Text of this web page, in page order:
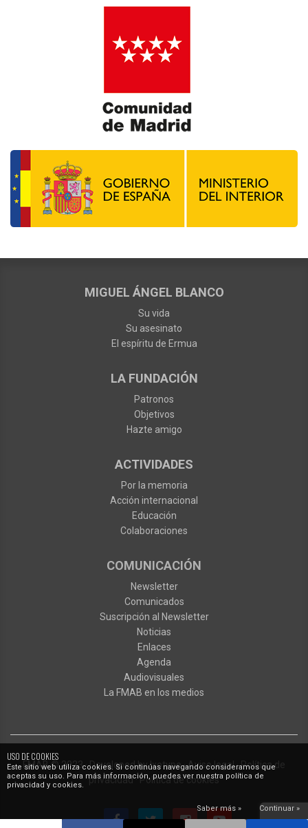
USO DE COOKIES
Este sitio web utiliza cookies. Si continúas navegando consideramos que
aceptas su uso. Para más información, puedes ver nuestra política de
privacidad y cookies.
Saber más » Continuar »
MIGUEL ÁNGEL BLANCO
Su vida
Su asesinato
El espíritu de Ermua
LA FUNDACIÓN
Patronos
Objetivos
Hazte amigo
ACTIVIDADES
Por la memoria
Acción internacional
Educación
Colaboraciones
COMUNICACIÓN
Newsletter
Comunicados
Suscripción al Newsletter
Noticias
Enlaces
Agenda
Audiovisuales
La FMAB en los medios
FMAB© 2023·Developed byIxotype·Aviso legal·Política de
privacidad·Política de cookies